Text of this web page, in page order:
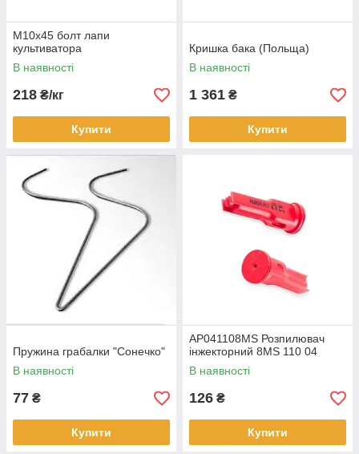
М10х45 болт лапи
культиватора
В наявності
218 ₴/кг
Купити
Кришка бака (Польща)
В наявності
1 361 ₴
Купити
Пружина грабалки "Сонечко"
В наявності
77 ₴
Купити
AP041108MS Розпилювач
інжекторний 8MS 110 04
В наявності
126 ₴
Купити